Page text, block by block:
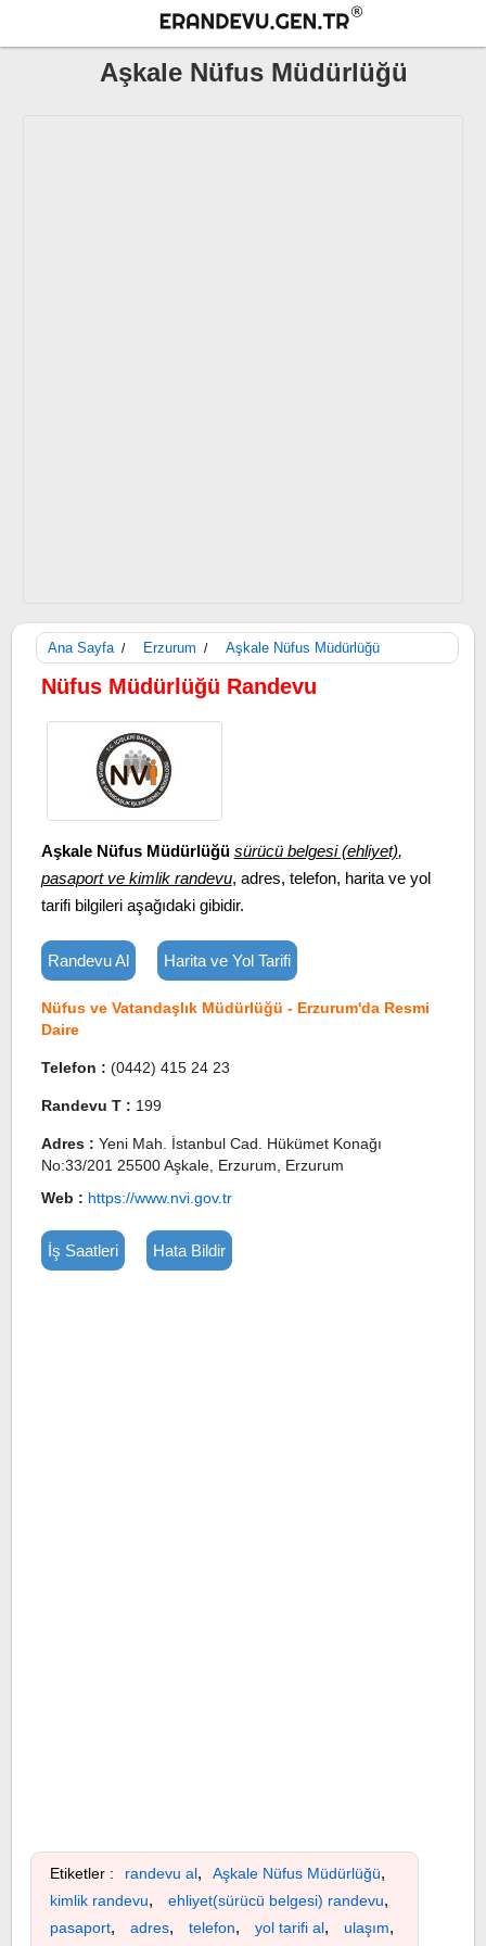
Aşkale Nüfus Müdürlüğü
Ana Sayfa / Erzurum / Aşkale Nüfus Müdürlüğü
Nüfus Müdürlüğü Randevu
Aşkale Nüfus Müdürlüğü sürücü belgesi (ehliyet),
pasaport ve kimlik randevu, adres, telefon, harita ve yol
tarifi bilgileri aşağıdaki gibidir.
Randevu Al Harita ve Yol Tarifi
Nüfus ve Vatandaşlık Müdürlüğü - Erzurum'da Resmi
Daire
Telefon : (0442) 415 24 23
Randevu T : 199
Adres : Yeni Mah. İstanbul Cad. Hükümet Konağı
No:33/201 25500 Aşkale, Erzurum, Erzurum
Web : https://www.nvi.gov.tr
İş Saatleri Hata Bildir
Etiketler : randevu al, Aşkale Nüfus Müdürlüğü,
kimlik randevu, ehliyet(sürücü belgesi) randevu,
pasaport, adres, telefon, yol tarifi al, ulaşım,